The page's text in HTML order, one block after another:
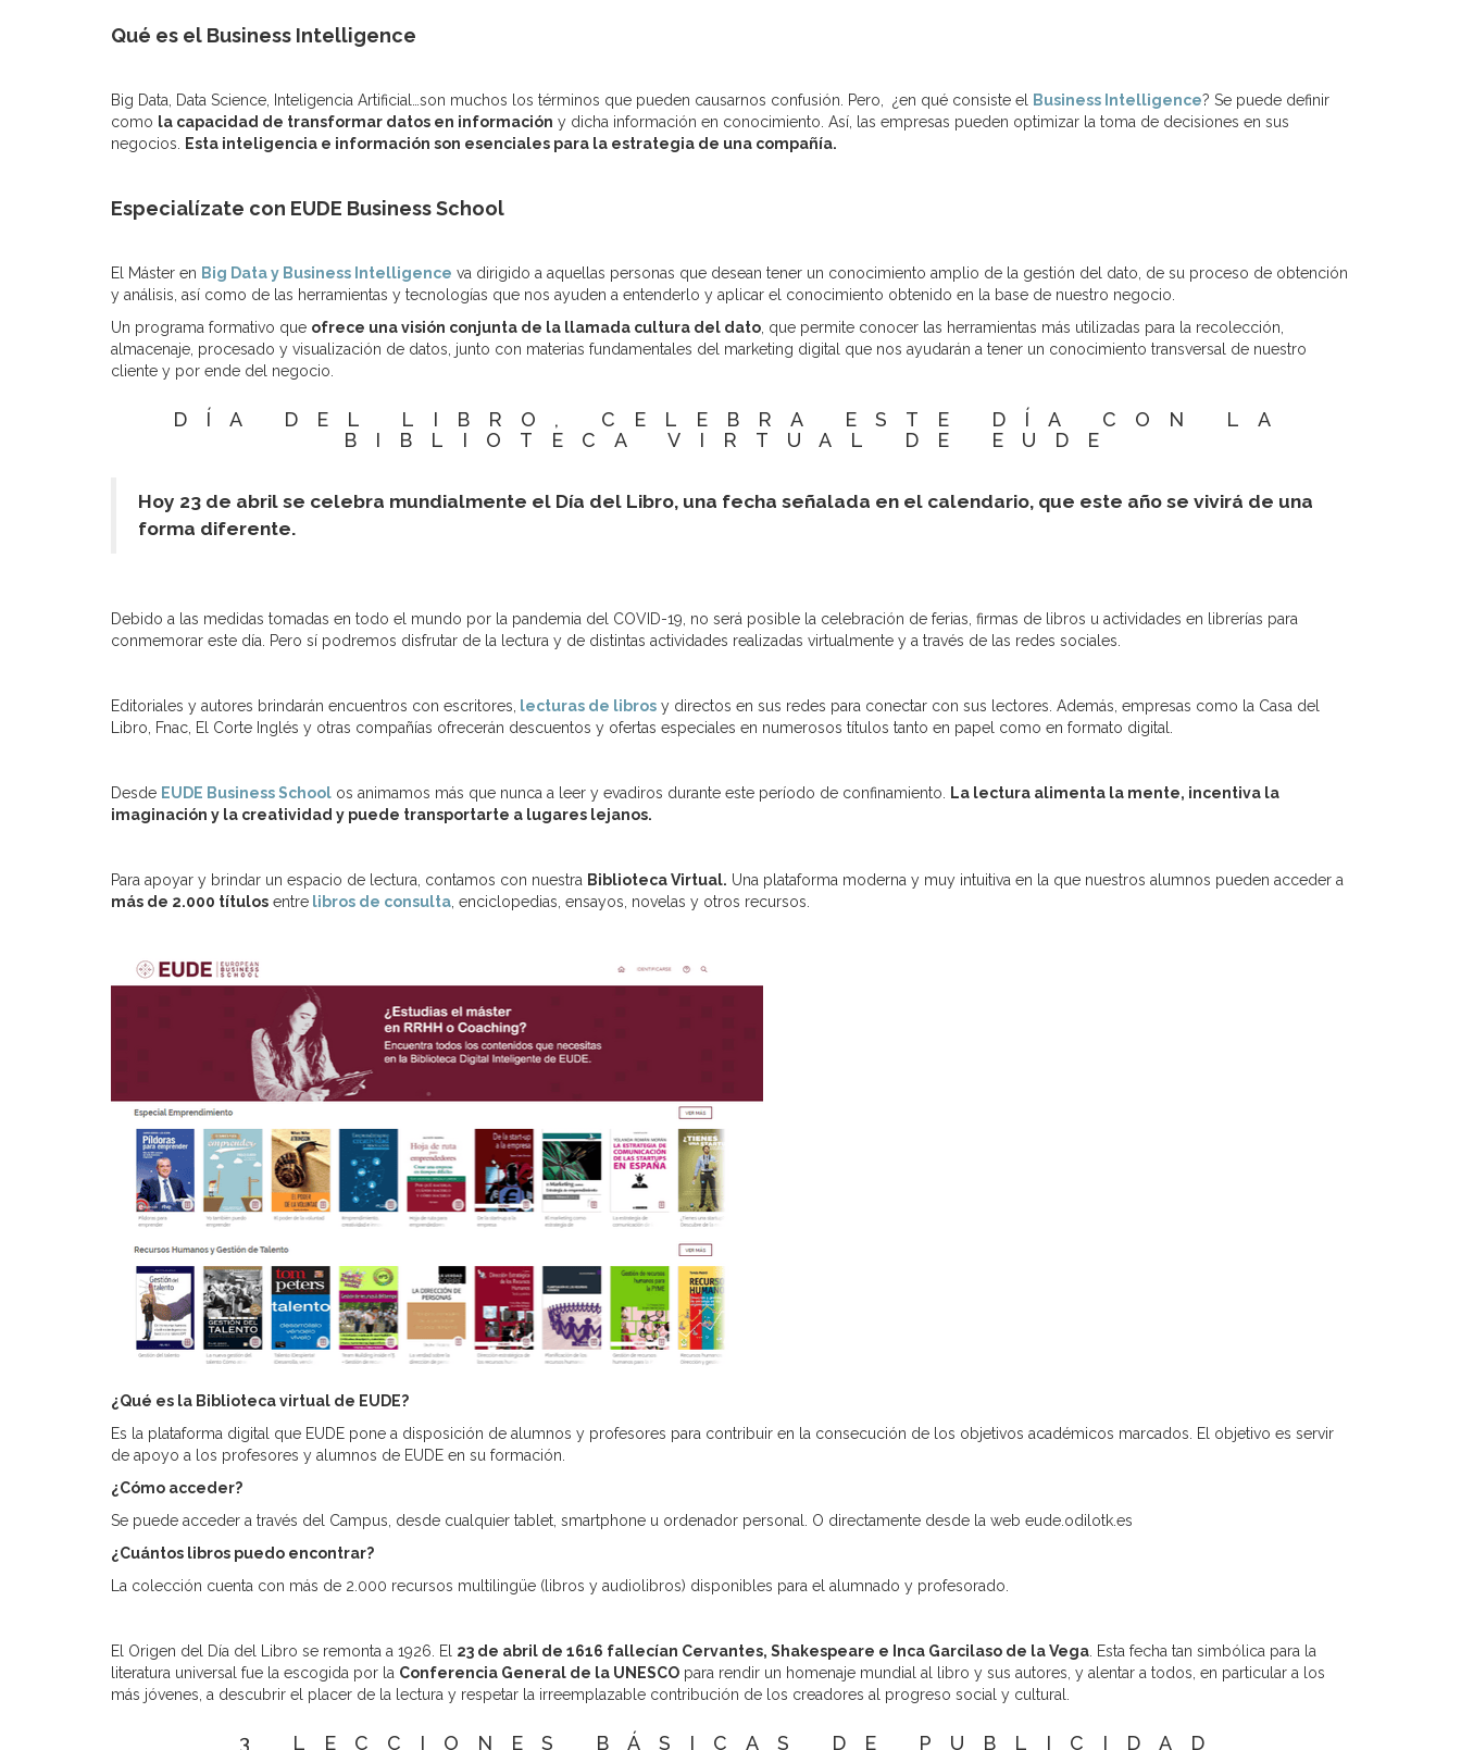
Qué es el Business Intelligence
Big Data, Data Science, Inteligencia Artificial…son muchos los términos que pueden causarnos confusión. Pero, ¿en qué consiste el Business Intelligence? Se puede definir
como la capacidad de transformar datos en información y dicha información en conocimiento. Así, las empresas pueden optimizar la toma de decisiones en sus
negocios.
Esta inteligencia e información son esenciales para la estrategia de una compañía.
Especialízate con EUDE Business School
El Máster en Big Data y Business Intelligence va dirigido a aquellas personas que desean tener un conocimiento amplio de la gestión del dato, de su proceso de obtención
y análisis, así como de las herramientas y tecnologías que nos ayuden a entenderlo y aplicar el conocimiento obtenido en la base de nuestro negocio.
Un programa formativo que ofrece una visión conjunta de la llamada cultura del dato , que permite conocer las herramientas más utilizadas para la recolección,
almacenaje, procesado y visualización de datos, junto con materias fundamentales del marketing digital que nos ayudarán a tener un conocimiento transversal de nuestro
cliente y por ende del negocio.
DÍA DEL LIBRO, CELEBRA ESTE DÍA CON LA
BIBLIOTECA VIRTUAL DE EUDE
Hoy 23 de abril se celebra mundialmente el Día del Libro, una fecha señalada en el calendario, que este año se vivirá de una
forma diferente.
Debido a las medidas tomadas en todo el mundo por la pandemia del COVID-19, no será posible la celebración de ferias, firmas de libros u actividades en librerías para
conmemorar este día. Pero sí podremos disfrutar de la lectura y de distintas actividades realizadas virtualmente y a través de las redes sociales.
Editoriales y autores brindarán encuentros con escritores, lecturas de libros y directos en sus redes para conectar con sus lectores. Además, empresas como la Casa del
Libro, Fnac, El Corte Inglés y otras compañías ofrecerán descuentos y ofertas especiales en numerosos títulos tanto en papel como en formato digital.
Desde EUDE Business School os animamos más que nunca a leer y evadiros durante este período de confinamiento.
La lectura alimenta la mente, incentiva la
imaginación y la creatividad y puede transportarte a lugares lejanos.
Para apoyar y brindar un espacio de lectura, contamos con nuestra Biblioteca Virtual. Una plataforma moderna y muy intuitiva en la que nuestros alumnos pueden acceder a
más de 2.000 títulos entre libros de consulta , enciclopedias, ensayos, novelas y otros recursos.
¿Qué es la Biblioteca virtual de EUDE?
Es la plataforma digital que EUDE pone a disposición de alumnos y profesores para contribuir en la consecución de los objetivos académicos marcados. El objetivo es servir
de apoyo a los profesores y alumnos de EUDE en su formación.
¿Cómo acceder?
Se puede acceder a través del Campus, desde cualquier tablet, smartphone u ordenador personal. O directamente desde la web eude.odilotk.es
¿Cuántos libros puedo encontrar?
La colección cuenta con más de 2.000 recursos multilingüe (libros y audiolibros) disponibles para el alumnado y profesorado.
El Origen del Día del Libro se remonta a 1926. El 23 de abril de 1616 fallecían Cervantes, Shakespeare e Inca Garcilaso de la Vega . Esta fecha tan simbólica para la
literatura universal fue la escogida por la Conferencia General de la UNESCO para rendir un homenaje mundial al libro y sus autores, y alentar a todos, en particular a los
más jóvenes, a descubrir el placer de la lectura y respetar la irreemplazable contribución de los creadores al progreso social y cultural.
3 LECCIONES BÁSICAS DE PUBLICIDAD